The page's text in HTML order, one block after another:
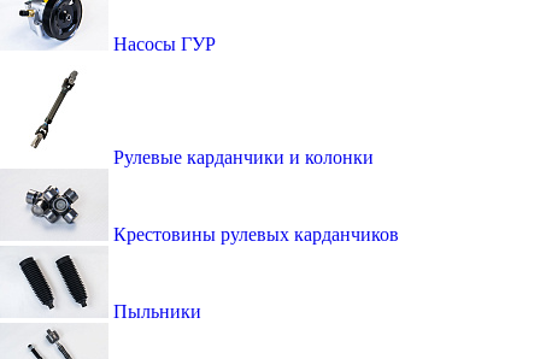
Насосы ГУР
Рулевые карданчики и колонки
Крестовины рулевых карданчиков
Пыльники